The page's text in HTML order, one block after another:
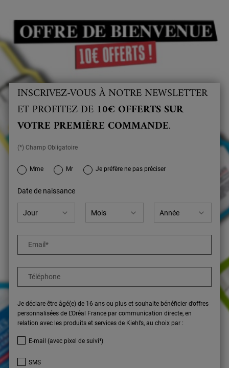
INSCRIVEZ-VOUS À NOTRE NEWSLETTER
ET PROFITEZ DE 10€ OFFERTS SUR
VOTRE PREMIÈRE COMMANDE.
(*) Champ Obligatoire
newslettersignup.title.legend
Mme Mr Je préfère ne pas préciser
Date de naissance
Email*
Téléphone
Je déclare être âgé(e) de 16 ans ou plus et souhaite bénéficier d’offres
personnalisées de L’Oréal France par communication directe, en
relation avec les produits et services de Kiehl’s, au choix par :
E-mail (avec pixel de suivi¹)
SMS